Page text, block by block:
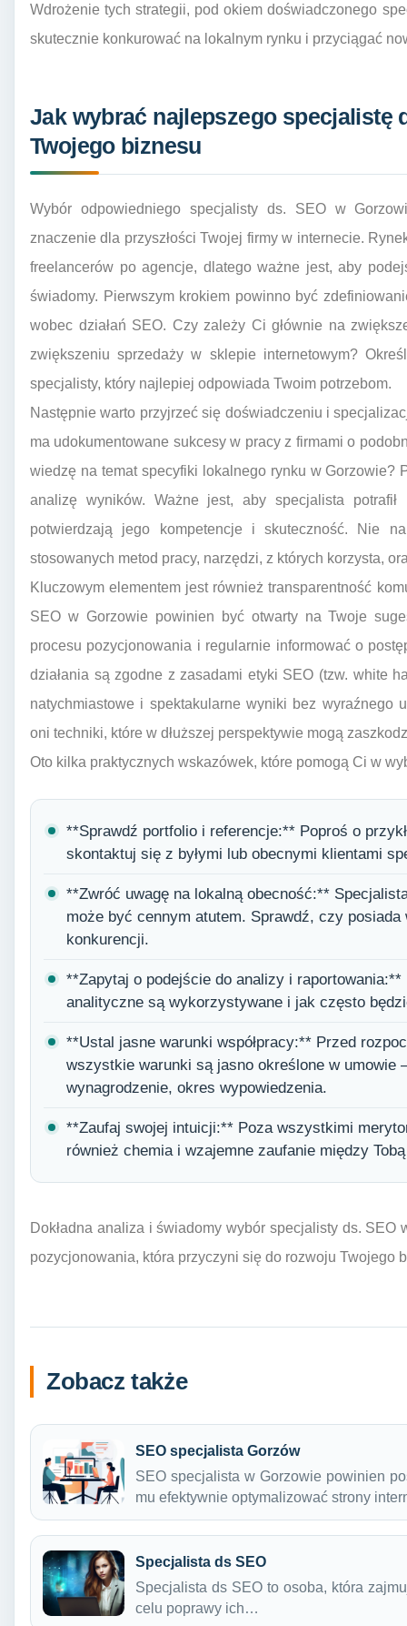
Wdrożenie tych strategii, pod okiem doświadczonego
skutecznie konkurować na lokalnym rynku i przyciągać
Jak wybrać najlepszego specjalistę
Twojego biznesu
Wybór odpowiedniego specjalisty ds. SEO w
znaczenie dla przyszłości Twojej firmy w internecie.
freelancerów po agencje, dlatego ważne jest, aby
świadomy. Pierwszym krokiem powinno być
wobec działań SEO. Czy zależy Ci głównie na
zwiększeniu sprzedaży w sklepie internetowym?
specjalisty, który najlepiej odpowiada Twoim potrzebom.
Następnie warto przyjrzeć się doświadczeniu i
ma udokumentowane sukcesy w pracy z firmami o
wiedzę na temat specyfiki lokalnego rynku w Gorzowie?
analizę wyników. Ważne jest, aby specjalista
potwierdzają jego kompetencje i skuteczność. Nie
stosowanych metod pracy, narzędzi, z których korzysta,
Kluczowym elementem jest również transparentność
SEO w Gorzowie powinien być otwarty na Twoje
procesu pozycjonowania i regularnie informować o
działania są zgodne z zasadami etyki SEO (tzw. white
natychmiastowe i spektakularne wyniki bez wyraźnego
oni techniki, które w dłuższej perspektywie mogą
Oto kilka praktycznych wskazówek, które pomogą Ci w
**Sprawdź portfolio i referencje:** Poproś o
skontaktuj się z byłymi lub obecnymi klientami
**Zwróć uwagę na lokalną obecność:**
może być cennym atutem. Sprawdź, czy
konkurencji.
**Zapytaj o podejście do analizy i
analityczne są wykorzystywane i jak często
**Ustal jasne warunki współpracy:** Przed
wszystkie warunki są jasno określone w umowie
wynagrodzenie, okres wypowiedzenia.
**Zaufaj swojej intuicji:** Poza wszystkimi
również chemia i wzajemne zaufanie między
Dokładna analiza i świadomy wybór specjalisty ds.
pozycjonowania, która przyczyni się do rozwoju Twojego
Zobacz także
SEO specjalista Gorzów
SEO specjalista w Gorzowie powinien
mu efektywnie optymalizować strony
Specjalista ds SEO
Specjalista ds SEO to osoba, która
celu poprawy ich…